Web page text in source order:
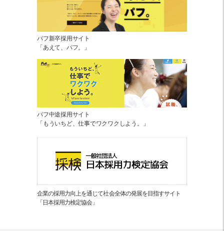
パフ新卒採用サイト
「あえて、パフ。」
パフ中途採用サイト
「もういちど、仕事でワクワクしよう。」
企業の採用力向上を通じて社会全体の発展を目指すサイト
「日本採用力検定協会」